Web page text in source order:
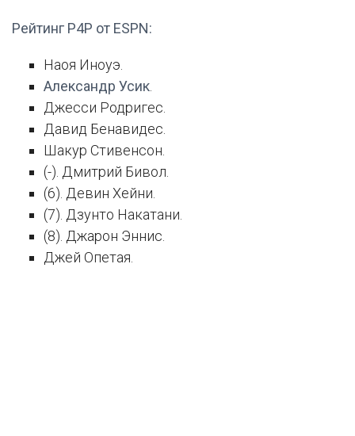
Рейтинг P4P от ESPN:
Наоя Иноуэ.
Александр Усик
Джесси Родригес.
Давид Бенавидес.
Шакур Стивенсон.
(-). Дмитрий Бивол.
(6). Девин Хейни.
(7). Дзунто Накатани.
(8). Джарон Эннис.
Джей Опетая.